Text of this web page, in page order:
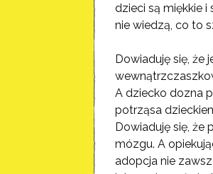
dzieci są miękkie i
nie wiedzą, co to
Dowiaduję się, że
A dziecko dozna
potrząsa
Dowiaduję się, że
mózgu. A
adopcja nie